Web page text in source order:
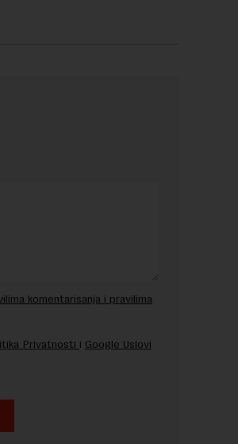
komentarisanja i pravilima
Privatnosti i Google Uslovi